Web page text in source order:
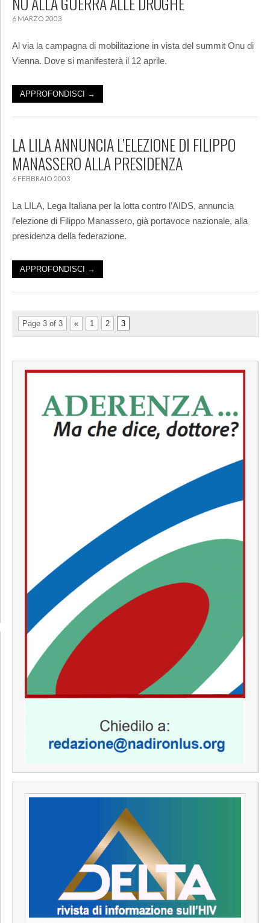
6 MARZO 2003
Al via la campagna di mobilitazione in vista del summit Onu di
Vienna. Dove si manifesterà il 12 aprile.
APPROFONDISCI →
LA LILA ANNUNCIA L’ELEZIONE DI FILIPPO
MANASSERO ALLA PRESIDENZA
6 FEBBRAIO 2003
La LILA, Lega Italiana per la lotta contro l’AIDS, annuncia
l’elezione di Filippo Manassero, già portavoce nazionale, alla
presidenza della federazione.
APPROFONDISCI →
Page 3 of 3 « 1 2 3